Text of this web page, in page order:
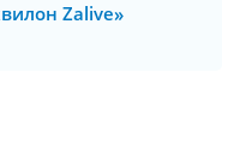
Zalive»